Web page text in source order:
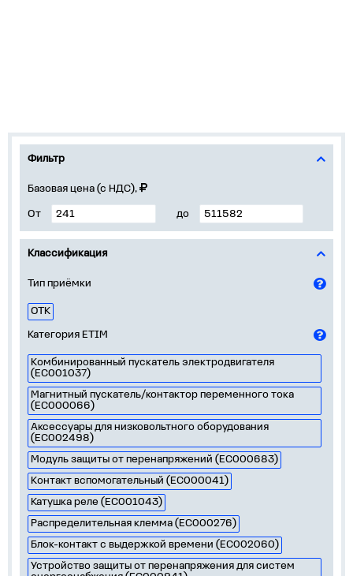
Фильтр
Базовая цена (с НДС),
От до
Классификация
Тип приёмки
ОТК
Категория ETIM
Комбинированный пускатель электродвигателя
(EC001037)
Магнитный пускатель/контактор переменного тока
(EC000066)
Аксессуары для низковольтного оборудования
(EC002498)
Модуль защиты от перенапряжений (EC000683)
Контакт вспомогательный (EC000041)
Катушка реле (EC001043)
Распределительная клемма (EC000276)
Блок-контакт с выдержкой времени (EC002060)
Устройство защиты от перенапряжения для систем